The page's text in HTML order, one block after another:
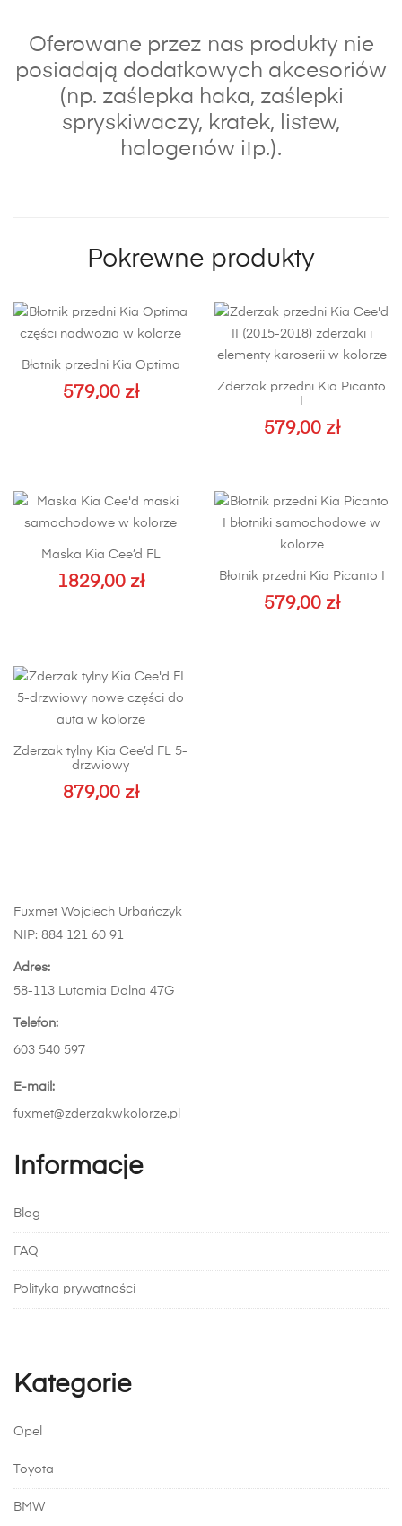
Oferowane przez nas produkty nie
posiadają dodatkowych akcesoriów
(np. zaślepka haka, zaślepki
spryskiwaczy, kratek, listew,
halogenów itp.).
Pokrewne produkty
Błotnik przedni Kia Optima
579,00 zł
wariantów.
Opcje
na
Zderzak przedni Kia Picanto
579,00 zł
ma
wiele
można
wybrać
Maska Kia Cee’d FL
1829,00 zł Błotnik przedni Kia Picanto I
579,00 zł
Zderzak tylny Kia Cee’d FL 5-
drzwiowy
879,00 zł
Fuxmet Wojciech Urbańczyk
NIP: 884 121 60 91
Adres:
58-113 Lutomia Dolna 47G
Telefon:
603 540 597
E-mail:
fuxmet@zderzakwkolorze.pl
Informacje
Blog
FAQ
Polityka prywatności
Kategorie
Opel
Toyota
BMW